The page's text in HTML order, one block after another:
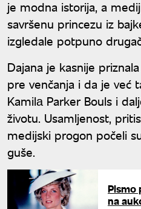
je modna istorija, a
savršenu princezu iz
izgledale potpuno
Dajana je kasnije
pre venčanja i da je već
Kamilа Parker Bouls i
životu. Usamljenost,
medijski progon počeli
guše.
Pismo
na